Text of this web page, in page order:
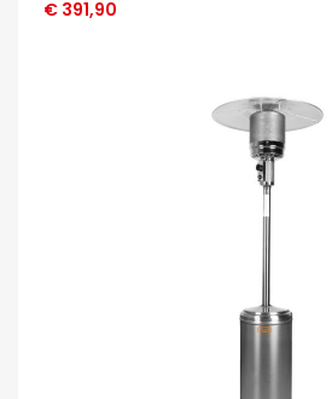
€ 391,90
OCCHIATA VELOCE